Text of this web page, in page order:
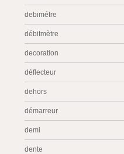
debimétre
débitmètre
decoration
déflecteur
dehors
démarreur
demi
dente